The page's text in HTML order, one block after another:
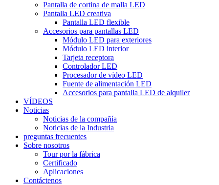
Pantalla de cortina de malla LED
Pantalla LED creativa
Pantalla LED flexible
Accesorios para pantallas LED
Módulo LED para exteriores
Módulo LED interior
Tarjeta receptora
Controlador LED
Procesador de vídeo LED
Fuente de alimentación LED
Accesorios para pantalla LED de alquiler
VÍDEOS
Noticias
Noticias de la compañía
Noticias de la Industria
preguntas frecuentes
Sobre nosotros
Tour por la fábrica
Certificado
Aplicaciones
Contáctenos